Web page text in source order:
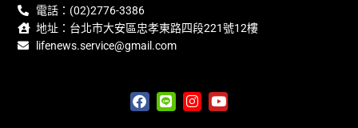
電話：(02)2776-3386
地址：台北市大安區忠孝東路四段221號12樓
lifenews.service@gmail.com